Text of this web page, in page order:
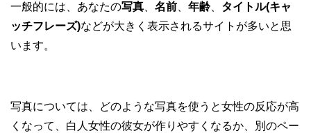
一般的には、あなたの写真 名前 年齢
タイトル(キャ
ッチフレーズ)などが大きく表示されるサイトが多いと思
います。
写真については、どのような写真を使うと女性の反応が高
くなって、白人女性の彼女が作りやすくなるか、別のペー